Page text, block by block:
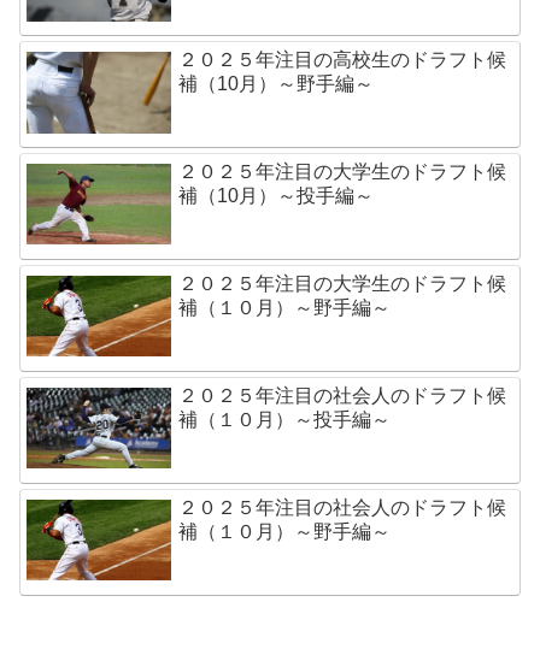
２０２５年注目の高校生のドラフト候
補（10月）～野手編～
２０２５年注目の大学生のドラフト候
補（10月）～投手編～
２０２５年注目の大学生のドラフト候
補（１０月）～野手編～
２０２５年注目の社会人のドラフト候
補（１０月）～投手編～
２０２５年注目の社会人のドラフト候
補（１０月）～野手編～